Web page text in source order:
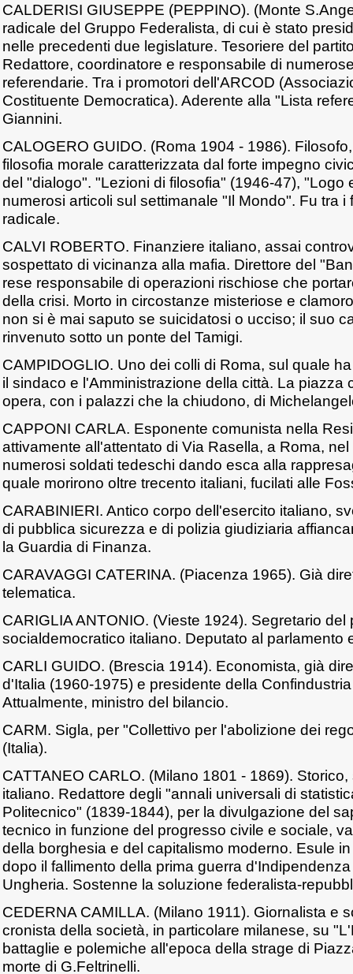
CALDERISI GIUSEPPE (PEPPINO). (Monte
radicale del Gruppo Federalista, di cui è stato
nelle precedenti due legislature. Tesoriere del
Redattore, coordinatore e responsabile di
referendarie. Tra i promotori dell'ARCOD
Costituente Democratica). Aderente alla "Lista
Giannini.
CALOGERO GUIDO. (Roma 1904 - 1986).
filosofia morale caratterizzata dal forte impegno
del "dialogo". "Lezioni di filosofia" (1946-47), "Logo
numerosi articoli sul settimanale "Il Mondo". Fu tra i
radicale.
CALVI ROBERTO. Finanziere italiano, assai
sospettato di vicinanza alla mafia. Direttore del
rese responsabile di operazioni rischiose che
della crisi. Morto in circostanze misteriose e
non si è mai saputo se suicidatosi o ucciso; il suo
rinvenuto sotto un ponte del Tamigi.
CAMPIDOGLIO. Uno dei colli di Roma, sul quale
il sindaco e l'Amministrazione della città. La piazza
opera, con i palazzi che la chiudono, di
CAPPONI CARLA. Esponente comunista nella
attivamente all'attentato di Via Rasella, a Roma,
numerosi soldati tedeschi dando esca alla
quale morirono oltre trecento italiani, fucilati alle
CARABINIERI. Antico corpo dell'esercito italiano,
di pubblica sicurezza e di polizia giudiziaria
la Guardia di Finanza.
CARAVAGGI CATERINA. (Piacenza 1965). Già
telematica.
CARIGLIA ANTONIO. (Vieste 1924). Segretario del
socialdemocratico italiano. Deputato al parlamento
CARLI GUIDO. (Brescia 1914). Economista, già
d'Italia (1960-1975) e presidente della
Attualmente, ministro del bilancio.
CARM. Sigla, per "Collettivo per l'abolizione dei
(Italia).
CATTANEO CARLO. (Milano 1801 - 1869).
italiano. Redattore degli "annali universali di
Politecnico" (1839-1844), per la divulgazione del
tecnico in funzione del progresso civile e sociale,
della borghesia e del capitalismo moderno. Esule
dopo il fallimento della prima guerra
Ungheria. Sostenne la soluzione federalista-
CEDERNA CAMILLA. (Milano 1911). Giornalista e
cronista della società, in particolare milanese, su
battaglie e polemiche all'epoca della strage di
morte di G.Feltrinelli.